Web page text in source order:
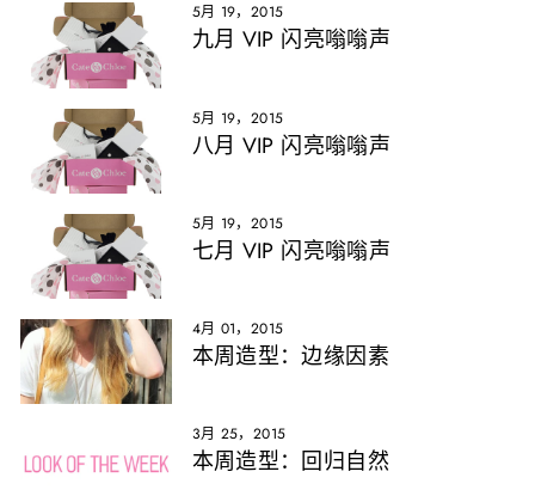
5月 19，2015
九月 VIP 闪亮嗡嗡声
5月 19，2015
八月 VIP 闪亮嗡嗡声
5月 19，2015
七月 VIP 闪亮嗡嗡声
4月 01，2015
本周造型：边缘因素
3月 25，2015
本周造型：回归自然